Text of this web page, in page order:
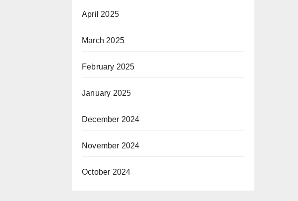
April 2025
March 2025
February 2025
January 2025
December 2024
November 2024
October 2024